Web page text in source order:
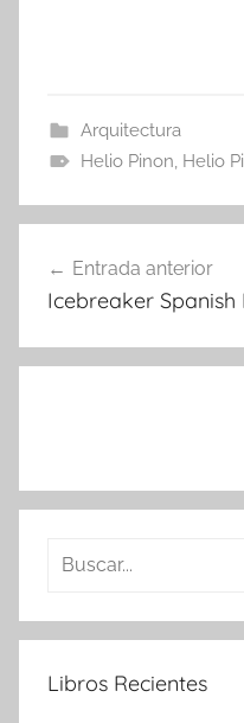
Arquitectura
Helio Pinon Helio
de
Entrada anterior
Icebreaker Spanish
Buscar:
Libros Recientes